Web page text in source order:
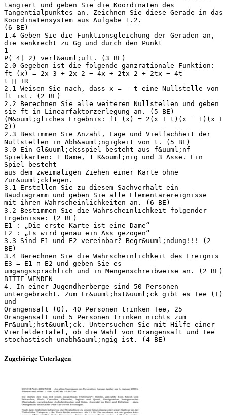
tangiert und geben Sie die Koordinaten des
Tangentialpunktes an. Zeichnen Sie diese Gerade in das
Koordinatensystem aus Aufgabe 1.2.
(6 BE)
1.4 Geben Sie die Funktionsgleichung der Geraden an,
die senkrecht zu Gg und durch den Punkt
1
P(−4| 2) verl&auml;uft. (3 BE)
2.0 Gegeben ist die folgende ganzrationale Funktion:
ft (x) = 2x 3 + 2x 2 − 4x + 2tx 2 + 2tx − 4t
t  IR
2.1 Weisen Sie nach, dass x = – t eine Nullstelle von
ft ist. (2 BE)
2.2 Berechnen Sie alle weiteren Nullstellen und geben
sie ft in Linearfaktorzerlegung an. (5 BE)
(M&ouml;gliches Ergebnis: ft (x) = 2(x + t)(x − 1)(x +
2))
2.3 Bestimmen Sie Anzahl, Lage und Vielfachheit der
Nullstellen in Abh&auml;ngigkeit von t. (5 BE)
3.0 Ein Gl&uuml;cksspiel besteht aus f&uuml;nf
Spielkarten: 1 Dame, 1 K&ouml;nig und 3 Asse. Ein
Spiel besteht
aus dem zweimaligen Ziehen einer Karte ohne
Zur&uuml;cklegen.
3.1 Erstellen Sie zu diesem Sachverhalt ein
Baudiagramm und geben Sie alle Elementarereignisse
mit ihren Wahrscheinlichkeiten an. (6 BE)
3.2 Bestimmen Sie die Wahrscheinlichkeit folgender
Ergebnisse: (2 BE)
E1 : „Die erste Karte ist eine Dame“
E2 : „Es wird genau ein Ass gezogen“
3.3 Sind E1 und E2 vereinbar? Begr&uuml;ndung!!! (2
BE)
3.4 Berechnen Sie die Wahrscheinlichkeit des Ereignis
E3 = E1 ∩ E2 und geben Sie es
umgangssprachlich und in Mengenschreibweise an. (2 BE)
BITTE WENDEN
4. In einer Jugendherberge sind 50 Personen
untergebracht. Zum Fr&uuml;hst&uuml;ck gibt es Tee (T)
und
Orangensaft (O). 40 Personen trinken Tee, 25
Orangensaft und 5 Personen trinken nichts zum
Fr&uuml;hst&uuml;ck. Untersuchen Sie mit Hilfe einer
Vierfeldertafel, ob die Wahl von Orangensaft und Tee
Zugehörige Unterlagen